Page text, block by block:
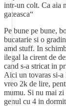
intr-un colt. Ca aia
gateasca“
Pe bune pe bune,
bucatarie si o
amd stuff. In
ilegal la cirent de
cand s-a stricat in
Aici un tovaras si-a
vreo 2k de lire,
mumu. Si nu mai zi
genul cu 4 in